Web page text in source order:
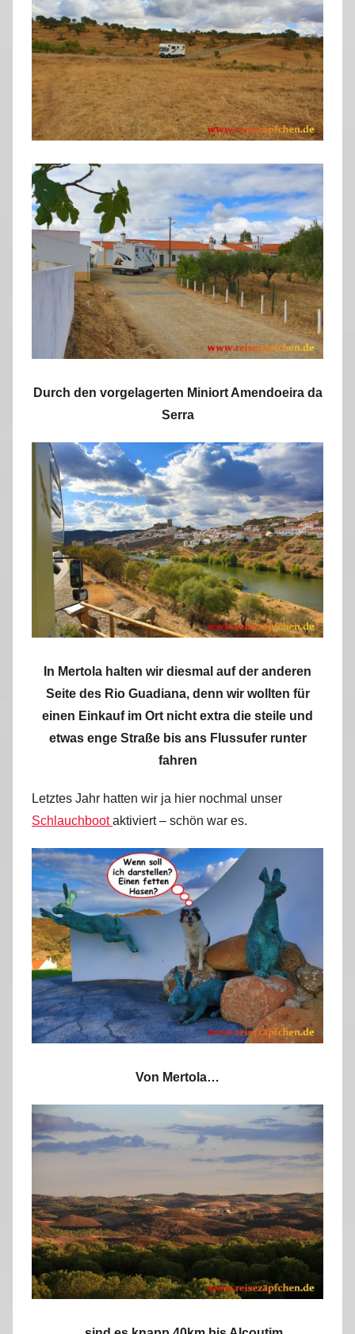
Durch den vorgelagerten Miniort Amendoeira da
Serra
In Mertola halten wir diesmal auf der anderen
Seite des Rio Guadiana, denn wir wollten für
einen Einkauf im Ort nicht extra die steile und
etwas enge Straße bis ans Flussufer runter
fahren
Letztes Jahr hatten wir ja hier nochmal unser
Schlauchbootaktiviert – schön war es.
Von Mertola…